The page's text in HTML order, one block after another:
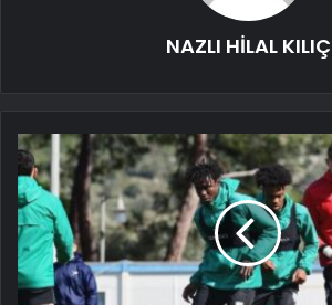
NAZLI HİLAL KILIÇ